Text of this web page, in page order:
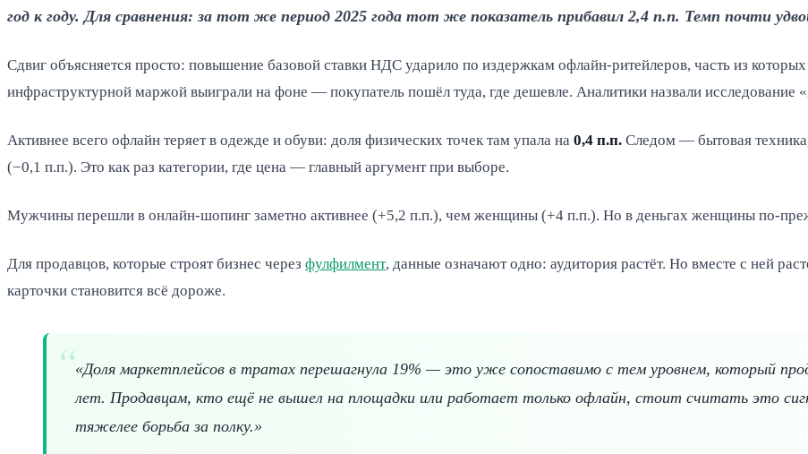
год к году. Для сравнения: за тот же период 2025 года тот же показатель прибавил 2,4 п.п. Темп почти
Сдвиг объясняется просто: повышение базовой ставки НДС ударило по издержкам офлайн-ритейлеров, часть из
инфраструктурной маржой выиграли на фоне — покупатель пошёл туда, где дешевле. Аналитики назвали исследование
Активнее всего офлайн теряет в одежде и обуви: доля физических точек там упала на 0,4 п.п. Следом — бытовая
(−0,1 п.п.). Это как раз категории, где цена — главный аргумент при выборе.
Мужчины перешли в онлайн-шопинг заметно активнее (+5,2 п.п.), чем женщины (+4 п.п.). Но в деньгах женщины по-
Для продавцов, которые строят бизнес через фулфилмент, данные означают одно: аудитория растёт. Но вместе с ней
карточки становится всё дороже.
«Доля маркетплейсов в тратах перешагнула 19% — это уже сопоставимо с тем уровнем, который
лет. Продавцам, кто ещё не вышел на площадки или работает только офлайн, стоит считать это
тяжелее борьба за полку.»